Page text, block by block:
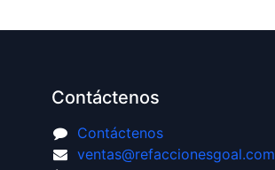
Contáctenos
Contáctenos
ventas@refaccionesgoal.com